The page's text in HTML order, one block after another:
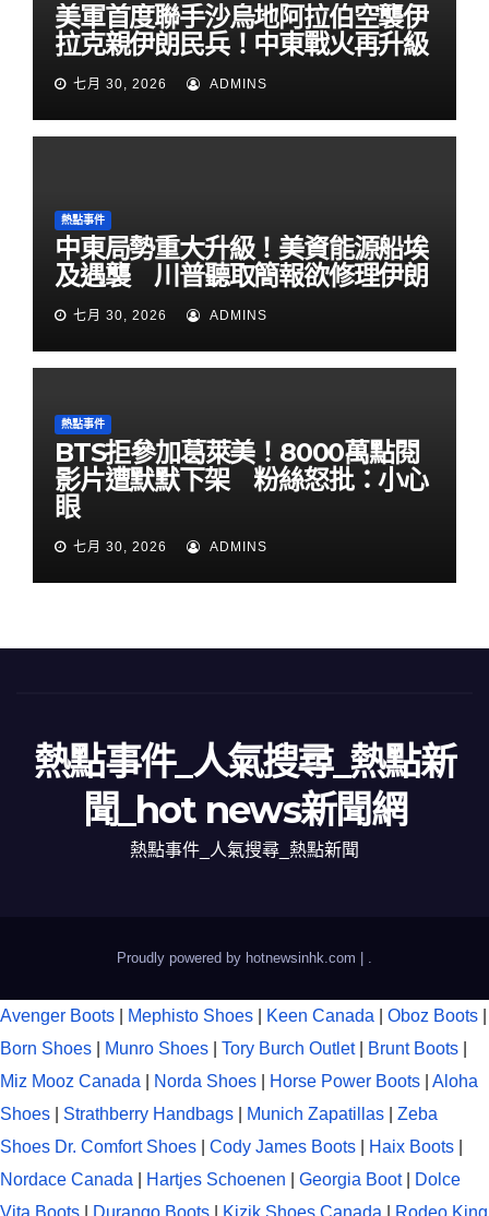
美軍首度聯手沙烏地阿拉伯空襲伊
拉克親伊朗民兵！中東戰火再升級
七月 30, 2026 ADMINS
熱點事件
中東局勢重大升級！美資能源船埃
及遇襲 川普聽取簡報欲修理伊朗
七月 30, 2026 ADMINS
熱點事件
BTS拒參加葛萊美！8000萬點閱
影片遭默默下架 粉絲怒批：小心
眼
七月 30, 2026 ADMINS
熱點事件_人氣搜尋_熱點新
聞_hot news新聞網
熱點事件_人氣搜尋_熱點新聞
Proudly powered by hotnewsinhk.com |
Avenger Boots Mephisto Shoes Keen Canada Oboz Boots
Born Shoes
Munro Shoes Tory Burch Outlet Brunt Boots
Miz Mooz Canada
Norda Shoes Horse Power Boots
Aloha
Shoes
Strathberry Handbags Munich Zapatillas
Zeba
Shoes Dr. Comfort Shoes Cody James Boots Haix Boots
Nordace Canada
Hartjes Schoenen Georgia Boot|
Dolce
Vita Boots
Durango Boots Kizik Shoes Canada Rodeo King